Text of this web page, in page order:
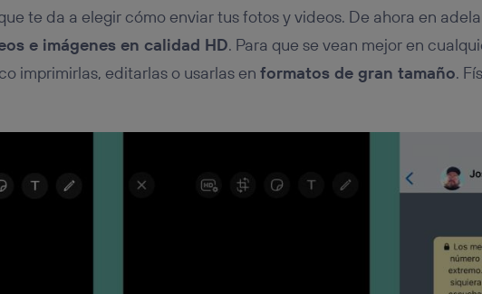
te da a elegir cómo enviar tus fotos y videos. De ahora en
e imágenes en calidad HD. Para que se vean mejor en
imprimirlas, editarlas o usarlas en formatos de gran tamaño.